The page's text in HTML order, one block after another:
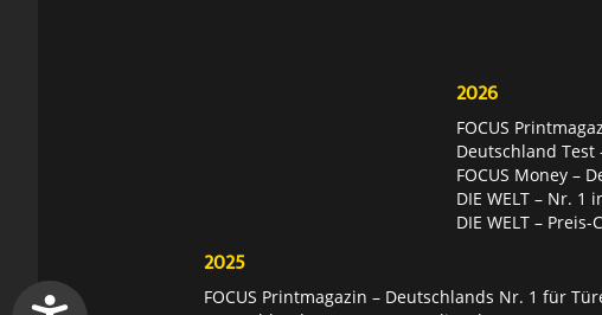
2026
FOCUS
Deutschland Test
FOCUS Money –
DIE WELT – Nr.
DIE WELT –
2025
FOCUS Printmagazin – Deutschlands Nr. 1 für